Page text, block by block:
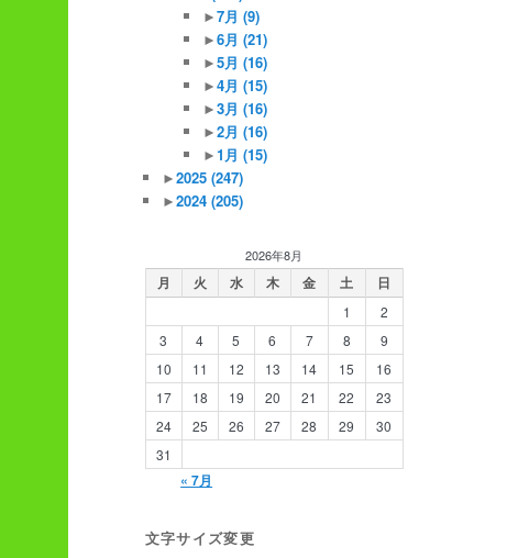
►7月(9)
►6月(21)
►5月(16)
►4月(15)
►3月(16)
►2月(16)
►1月(15)
►2025 (247)
►2024 (205)
2026年8月
月 火 水 木 金 土 日
1
2
3
4 5 6 7 8
9
10
11 12 13 14 15
16
17
18 19 20 21 22
23
24
25 26 27 28 29
30
31
« 7月
文字サイズ変更